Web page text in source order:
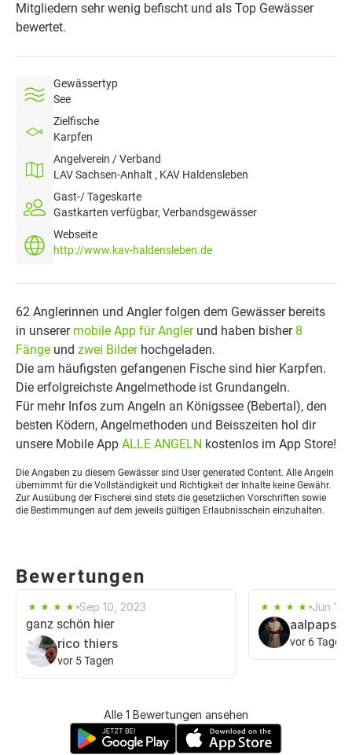
Mitgliedern sehr wenig befischt und als Top Gewässer
bewertet.
Gewässertyp
See
Zielfische
Karpfen
Angelverein / Verband
LAV Sachsen-Anhalt , KAV Haldensleben
Gast-/ Tageskarte
Gastkarten verfügbar, Verbandsgewässer
Webseite
http://www.kav-haldensleben.de
62 Anglerinnen und Angler folgen dem Gewässer bereits
in unserer mobile App für Anglerund haben bisher 8
Fänge und zwei Bilderhochgeladen.
Die am häufigsten gefangenen Fische sind hier Karpfen.
Die erfolgreichste Angelmethode ist Grundangeln.
Für mehr Infos zum Angeln an Königssee (Bebertal), den
besten Ködern, Angelmethoden und Beisszeiten hol dir
unsere Mobile App ALLE ANGELN kostenlos im App Store!
Die Angaben zu diesem Gewässer sind User generated Content. Alle Angeln
übernimmt für die Vollständigkeit und Richtigkeit der Inhalte keine Gewähr.
Zur Ausübung der Fischerei sind stets die gesetzlichen Vorschriften sowie
die Bestimmungen auf dem jeweils gültigen Erlaubnisschein einzuhalten.
Bewertungen
Sep 10, 2023
ganz schön hier
rico thiers
vor 5 Tagen
Jun
aalpapst
vor 6 Tagen
Alle 1 Bewertungen ansehen